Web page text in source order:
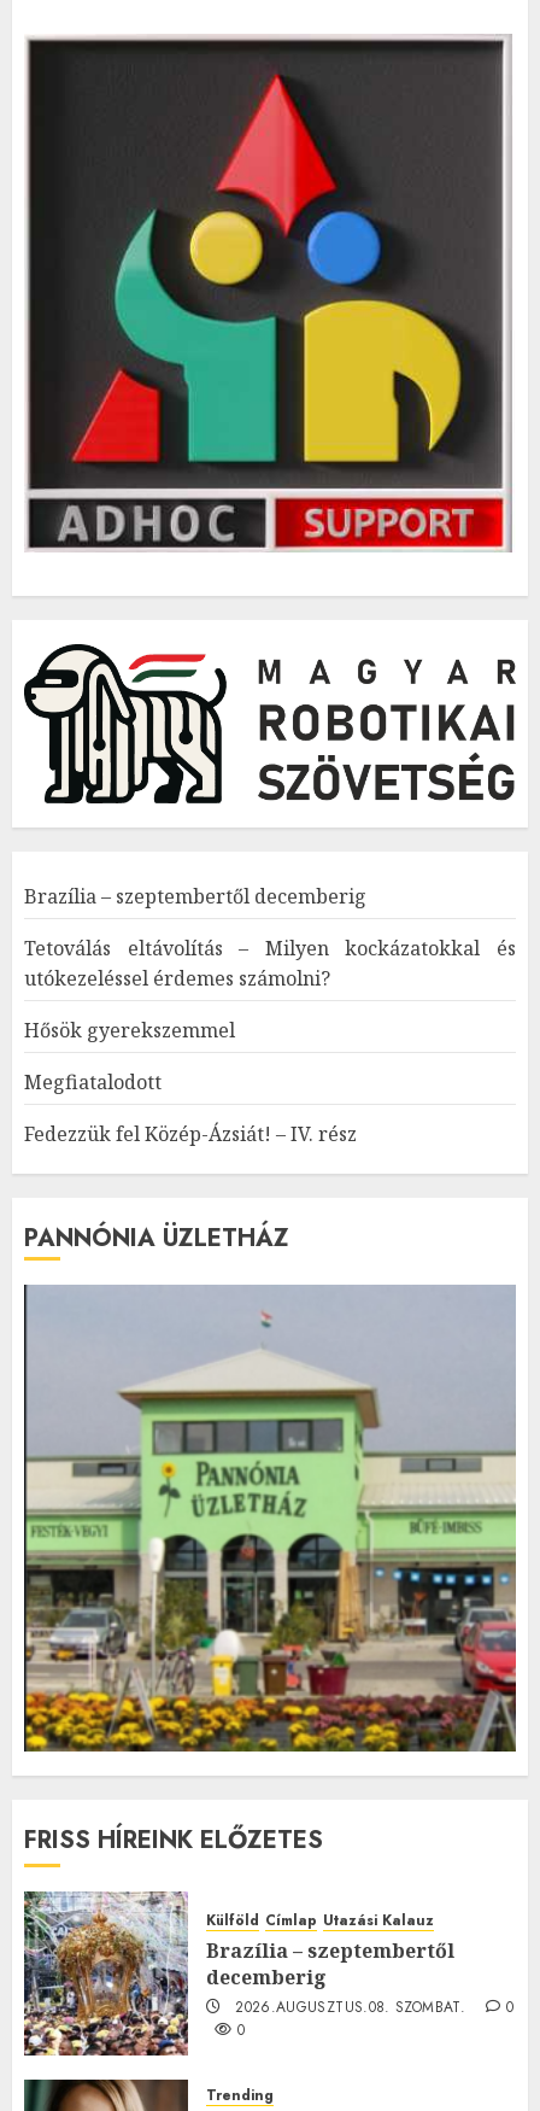
Brazília – szeptembertől decemberig
Tetoválás eltávolítás – Milyen kockázatokkal és
utókezeléssel érdemes számolni?
Hősök gyerekszemmel
Megfiatalodott
Fedezzük fel Közép-Ázsiát! – IV. rész
PANNÓNIA ÜZLETHÁZ
FRISS HÍREINK ELŐZETES
Külföld Címlap Utazási Kalauz
Brazília – szeptembertől
decemberig
2026.AUGUSZTUS.08. SZOMBAT.
0
0
Trending